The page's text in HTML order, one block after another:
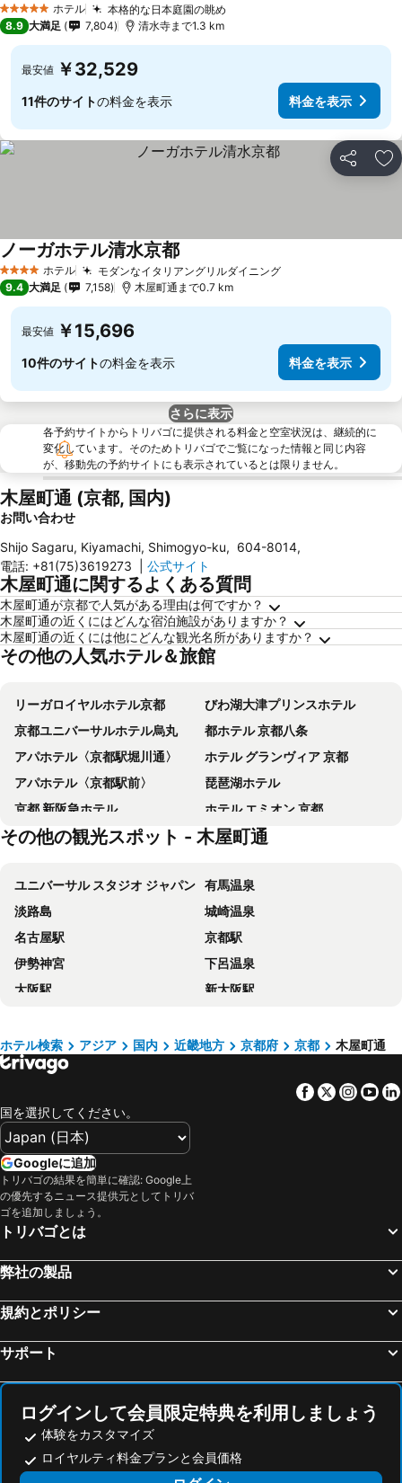
5 ホテルのランク
ホテル 本格的な日本庭園の眺め
8.9 大満足 7,804 清水寺まで1.3 km
最安値 ￥32,529
11件のサイトの料金を表示 料金を表示
シェア お
4 ホテルのランク
ホテル モダンなイタリアングリルダイニング
ノーガホテル清水京都
9.4 大満足 7,158 木屋町通まで0.7 km
最安値 ￥15,696
10件のサイトの料金を表示 料金を表示
さらに表示
各予約サイトからトリバゴに提供される料金と空室状況は、継続的に
変化しています。そのためトリバゴでご覧になった情報と同じ内容
が、移動先の予約サイトにも表示されているとは限りません。
木屋町通 (京都, 国内)
お問い合わせ
Shijo Sagaru, Kiyamachi, Shimogyo-ku, 604-8014,
電話: +81(75)3619273 公式サイト
木屋町通に関するよくある質問
木屋町通が京都で人気がある理由は何ですか？
木屋町通の近くにはどんな宿泊施設がありますか？
木屋町通の近くには他にどんな観光名所がありますか？
その他の人気ホテル＆旅館
リーガロイヤルホテル京都
びわ湖大津プリンスホテル
京都ユニバーサルホテル烏丸
都ホテル 京都八条
アパホテル〈京都駅堀川通〉
ホテル グランヴィア 京都
アパホテル〈京都駅前〉
琵琶湖ホテル
京都 新阪急ホテル
ホテル エミオン 京都
ホテル エルシエント京都
京都ブライトンホテル
SAKURA TERRACE (サクラテラス)
アーバンホテル京都
都シティ 近鉄京都駅
ハートンホテル京都
天然温泉 蓮花の湯 御宿野乃京都七条
三井ガーデンホテル京都四条
アーバンホテル京都 二条プレミアム
ベッセルホテルカンパーナ京都五条
ホテルエクセレンス・京都駅西
ＴＨＥ ＰＯＣＫＥＴ ＨＯＴＥＬ 京都烏丸五条
ホテルオークラ京都
サクラテラス ザ・アトリエ
スマイルホテル京都烏丸五条
からすま京都ホテル
ホテル ヴィアイン京都駅八条口
京都 東急ホテル
グリ－ンリッチホテル京都駅南
天然温泉 花蛍の湯 ドーミーインＰＲＥＭＩＵＭ京都駅前
Sakura Terrace The Gallery (サクラテラス ザ ギャラリー)
アパホテル＜京都駅前中央口＞
アーバンホテル南草津
ホテル ヴィラフォンテーヌ ヴィラージュ京都
BON 京都清水
フォションホテル京都
ホテルサンルート京都
ホテル アマネク 京都河原町五条 ＳＨ ｂｙ ｔｈｅ ｓｑｕａｒｅ ｈｏｔｅｌ京都木屋町
ホテルタビノス京都
KIORI Collection Gokomachi
WAYFARER Gojo
その他の観光スポット - 木屋町通
ユニバーサル スタジオ ジャパン 有馬温泉
淡路島
城崎温泉
名古屋駅
京都駅
伊勢神宮
下呂温泉
大阪駅
新大阪駅
梅田駅
京セラドーム大阪
伊勢志摩
Namba Station
栄駅
三宮駅
鈴鹿サーキット
高松駅
大阪城ホール
奈良駅
飛騨高山温泉
岐阜駅
中部国際空港セントレア
姫路駅
弁天町駅
三朝温泉
山中温泉
京橋駅
徳島駅
ホテル検索 アジア 国内 近畿地方 京都府 京都 木屋町通
Facebook
Twitter
国を選択してください。
Googleに追加
トリバゴの結果を簡単に確認: Google上
の優先するニュース提供元としてトリバ
ゴを追加しましょう。
トリバゴとは
弊社の製品
規約とポリシー
サポート
ログインして会員限定特典を利用しましょう
体験をカスタマイズ
ロイヤルティ料金プランと会員価格